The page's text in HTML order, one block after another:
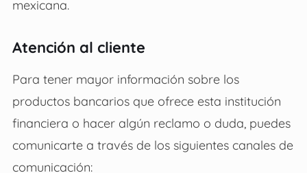
mexicana.
Atención al cliente
Para tener mayor información sobre los
productos bancarios que ofrece esta institución
financiera o hacer algún reclamo o duda, puedes
comunicarte a través de los siguientes canales de
comunicación: